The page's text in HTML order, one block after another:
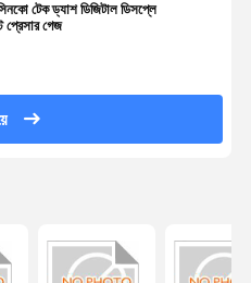
টেক ড্যাশ ডিজিটাল ডিসপ্লে
গেজ